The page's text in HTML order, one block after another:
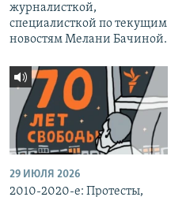
журналисткой,
специалисткой по текущим
новостям Мелани Бачиной.
29 ИЮЛЯ 2026
2010-2020-е: Протесты,